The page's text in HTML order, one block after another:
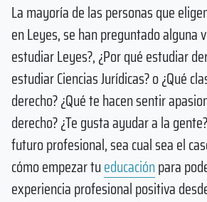
La mayoría de las personas que
en Leyes, se han preguntado alguna
estudiar Leyes?, ¿Por qué estudiar
estudiar Ciencias Jurídicas? o ¿Qué
derecho? ¿Qué te hacen sentir
derecho? ¿Te gusta ayudar a la
futuro profesional, sea cual sea el
cómo empezar tueducaciónpara
experiencia profesional positiva